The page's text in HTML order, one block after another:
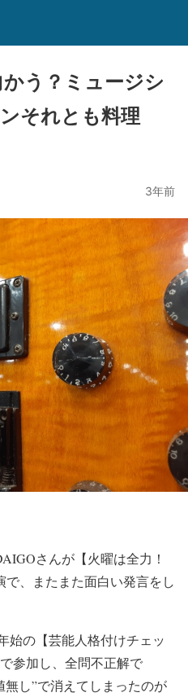
う？ミュージシ
それとも料理
3年前
さんが 【火曜は全力！
で、またまた面白い発言をし
始の 【芸能人格付けチェッ
参加し、全問不正解で
無し”で消えてしまったのが